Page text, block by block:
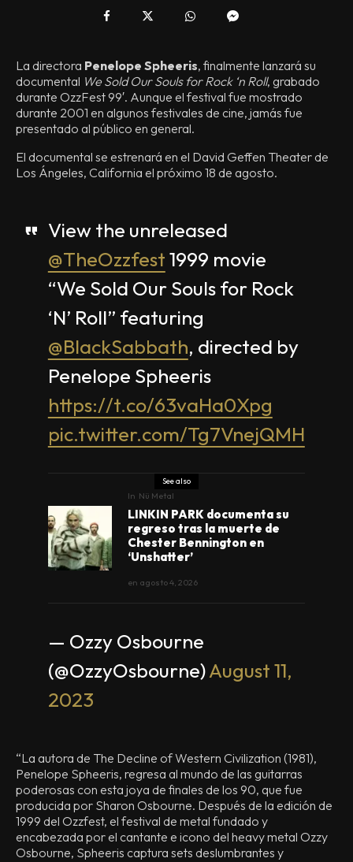
La directora Penelope Spheeris, finalmente lanzará su
documental We Sold Our Souls for Rock ‘n Roll, grabado
durante OzzFest 99′. Aunque el festival fue mostrado
durante 2001 en algunos festivales de cine, jamás fue
presentado al público en general.
El documental se estrenará en el David Geffen Theater de
Los Ángeles, California el próximo 18 de agosto.
View the unreleased
@TheOzzfest1999 movie
“We Sold Our Souls for Rock
‘N’ Roll” featuring
@BlackSabbath, directed by
Penelope Spheeris
https://t.co/63vaHa0Xpg
pic.twitter.com/Tg7VnejQMH
See also
In Nü Metal
LINKIN PARK documenta su
regreso tras la muerte de
Chester Bennington en
‘Unshatter’
en agosto 4, 2026
— Ozzy Osbourne
(@OzzyOsbourne)August 11,
2023
“La autora de The Decline of Western Civilization (1981),
Penelope Spheeris, regresa al mundo de las guitarras
poderosas con esta joya de finales de los 90, que fue
producida por Sharon Osbourne. Después de la edición de
1999 del Ozzfest, el festival de metal fundado y
encabezada por el cantante e icono del heavy metal Ozzy
Osbourne, Spheeris captura sets deslumbrantes y